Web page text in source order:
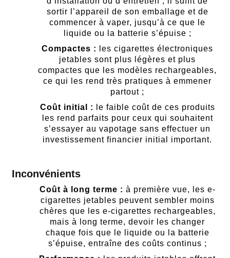
sortir l’appareil de son emballage et de
commencer à vaper, jusqu’à ce que le
liquide ou la batterie s’épuise ;
Compactes :
les cigarettes électroniques
jetables sont plus légères et plus
compactes que les modèles rechargeables,
ce qui les rend très pratiques à emmener
partout ;
Coût initial : le faible coût de ces produits
les rend parfaits pour ceux qui souhaitent
s’essayer au vapotage sans effectuer un
investissement financier initial important.
Inconvénients
Coût à long terme : à première vue, les e-
cigarettes jetables peuvent sembler moins
chères que les e-cigarettes rechargeables,
mais à long terme, devoir les changer
chaque fois que le liquide ou la batterie
s’épuise, entraîne des coûts continus ;